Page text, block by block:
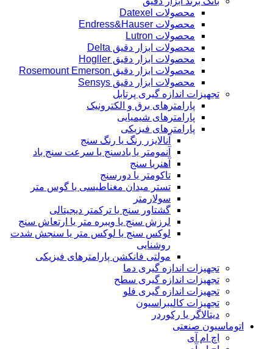
محصولات Datexel
محصولات Endress&Hauser
محصولات Lutron
محصولات ابزار دقیق Delta
محصولات ابزار دقیق Hogller
محصولات ابزار دقیق Rosemount Emerson
محصولات ابزار دقیق Sensys
تجهیزات اندازه گیری پرتابل
پارامترهای برق و الکترونیک
پارامترهای شیمیایی
پارامترهای فیزیکی
آنالایزر رنگ یا رنگ سنج
آنمومتر یا بادسنج یا سرعت سنج باد
آهنربا سنج
تاکومتر یا دورسنج
تستر میدان مغناطیسی یا گوس متر
سولارمتر
گشتاور سنج یا ترکمتر دیجیتالی
لرزش سنج یا ویبره متر یا ارتعاش سنج
لوکس سنج یا لوکس متر یا سنجش شدت
روشنایی
مولتی فانکشن پارامترهای فیزیکی
تجهیزات اندازه گیری دما
تجهیزات اندازه گیری سطح
تجهیزات اندازه گیری فلو
تجهیزات کالیبراسیون
دیتالاگر یا رکوردر
اتوماسیون صنعتی
اچ ام آی